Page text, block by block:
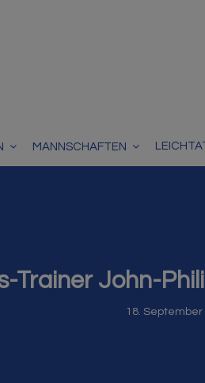
MANNSCHAFTEN
Trainer John-
18. September